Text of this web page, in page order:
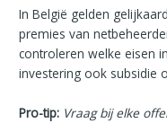
In België gelden
premies van
controleren welke eisen
investering ook subsidie
Pro-tip: Vraag bij elke